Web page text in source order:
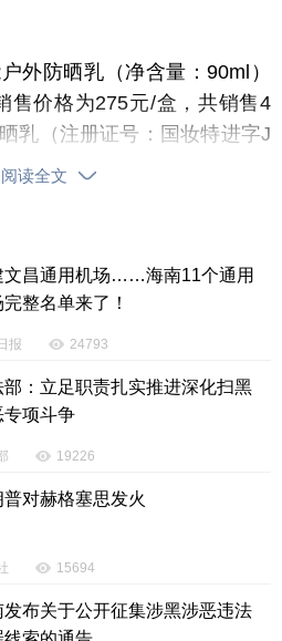
外防晒乳（净含量：90ml）
售价格为275元/盒，共销售4
乳（注册证号：国妆特进字J
）购进1瓶，销售1瓶，购进价
5日，陵水黎族自治县综合行
市场监督管理局2023年8月1
书》进行核实，该店已做进
行进货查验记录制度，导致
特殊化妆品。
小百悦商行店存在上述违法
自治县综合行政执法局依法
作出警告、没收涉案的特殊
得765.5元、罚款60000元的
阅读全文
文昌通用机场……海南11个通用
整名单来了！
报 24793
部：立足职责扎实推进深化扫黑
专项斗争
19226
普对赫格塞思发火
15694
发布关于公开征集涉黑涉恶违法